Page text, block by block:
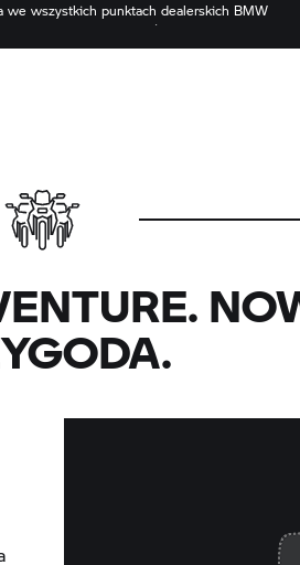
we wszystkich punktach dealerskich BMW
okresie. Aby uzyskać więcej informacji na
BMW Motorrad jest również dostępna